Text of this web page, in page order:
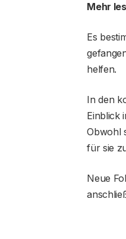
Mehr
Es
helfen.
In den
Einblick
Obwohl
für sie
Neue